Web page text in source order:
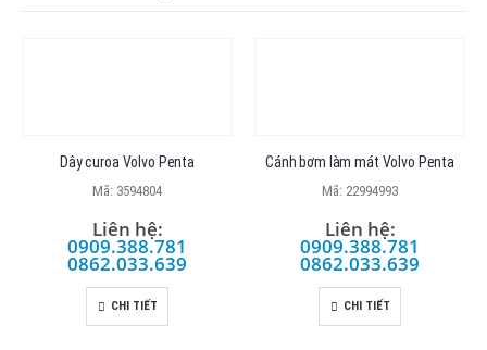
Dây curoa Volvo Penta
Mã: 3594804
Liên hệ:
0909.388.781
0862.033.639
CHI TIẾT
Cánh bơm làm mát Volvo Penta
Mã: 22994993
Liên hệ:
0909.388.781
0862.033.639
CHI TIẾT